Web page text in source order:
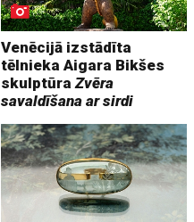
Venēcijā izstādīta
tēlnieka Aigara Bikšes
skulptūraZvēra
savaldīšana ar sirdi